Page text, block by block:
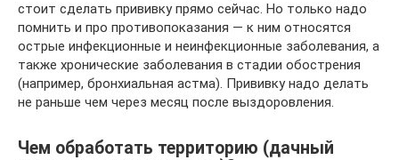
стоит сделать прививку прямо сейчас. Но только надо
помнить и про противопоказания — к ним относятся
острые инфекционные и неинфекционные заболевания, а
также хронические заболевания в стадии обострения
(например, бронхиальная астма). Прививку надо делать
не раньше чем через месяц после выздоровления.
Чем обработать территорию (дачный